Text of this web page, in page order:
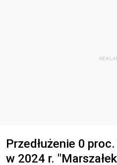
Przedłużenie 0
w 2024 r.